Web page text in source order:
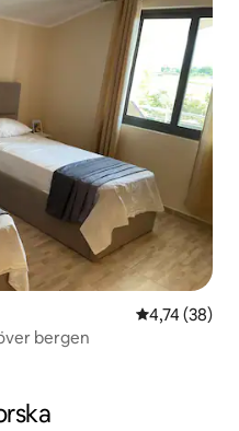
4,74 av 5 i
4,74 (38)
bergen